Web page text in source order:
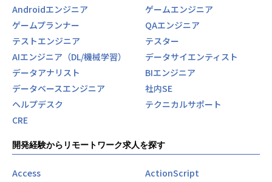
Androidエンジニア
ゲームエンジニア
ゲームプランナー
QAエンジニア
テストエンジニア
テスター
AIエンジニア（DL/機械学習）
データサイエンティスト
データアナリスト
BIエンジニア
データベースエンジニア
社内SE
ヘルプデスク
テクニカルサポート
CRE
開発経験からリモートワーク求人を探す
Access
ActionScript